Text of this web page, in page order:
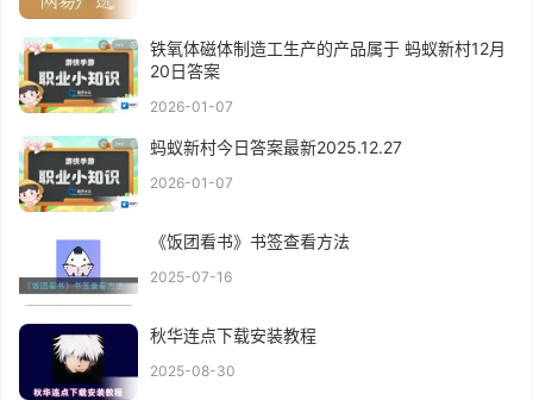
铁氧体磁体制造工生产的产品属于 蚂蚁新村12月
20日答案
2026-01-07
蚂蚁新村今日答案最新2025.12.27
2026-01-07
《饭团看书》书签查看方法
2025-07-16
秋华连点下载安装教程
2025-08-30